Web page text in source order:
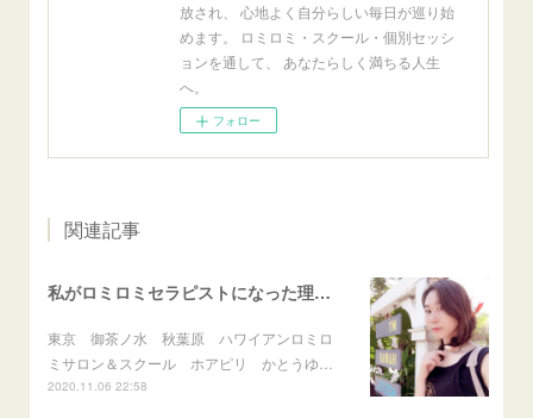
放され、 心地よく自分らしい毎日が巡り始
めます。 ロミロミ・スクール・個別セッシ
ョンを通して、 あなたらしく満ちる人生
へ。
フォロー
関連記事
私がロミロミセラピストになった理由vol.4 私のルーツはハワイだった！？
東京 御茶ノ水 秋葉原 ハワイアンロミロ
ミサロン＆スクール ホアピリ かとうゆ…
2020.11.06 22:58